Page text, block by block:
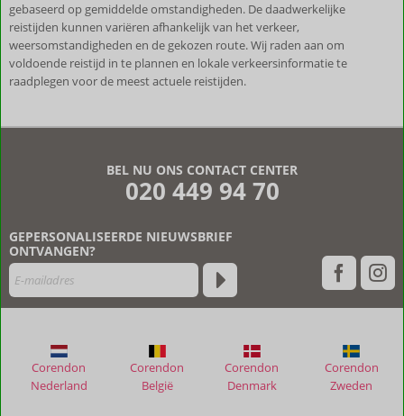
gebaseerd op gemiddelde omstandigheden. De daadwerkelijke
reistijden kunnen variëren afhankelijk van het verkeer,
weersomstandigheden en de gekozen route. Wij raden aan om
voldoende reistijd in te plannen en lokale verkeersinformatie te
raadplegen voor de meest actuele reistijden.
na
hun
verblijf
in
Beoordelingen
BEL NU ONS CONTACT CENTER
020 449 94 70
GEPERSONALISEERDE NIEUWSBRIEF
ONTVANGEN?
Corendon
Nederland
Corendon
België
Corendon
Denmark
Corendon
Zweden